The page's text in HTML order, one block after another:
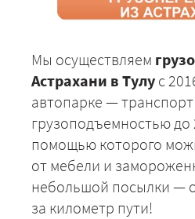
Мы осуществляем
Астрахани в Тулу с
автопарке — транспорт
грузоподъемностью до
помощью которого
от мебели и
небольшой посылки —
за километр пути!